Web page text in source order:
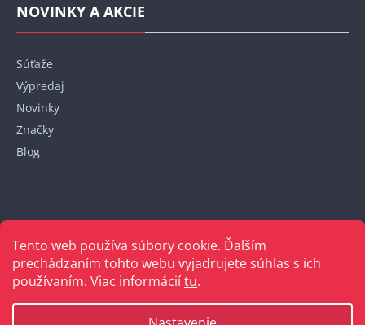
Tento web používa súbory cookie. Ďalším
prechádzaním tohto webu vyjadrujete súhlas s ich
používaním. Viac informáciítu.
NOVINKY A AKCIE
Súťaže
Výpredaj
Novinky
Značky
Blog
+421 948 152 820